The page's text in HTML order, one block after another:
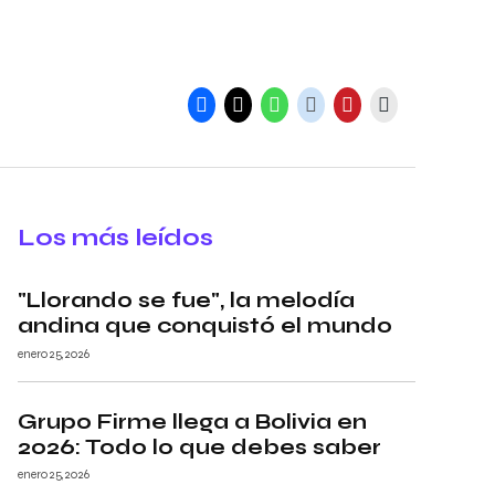
Los más leídos
"Llorando se fue", la melodía
andina que conquistó el mundo
enero 25, 2026
Grupo Firme llega a Bolivia en
2026: Todo lo que debes saber
enero 25, 2026